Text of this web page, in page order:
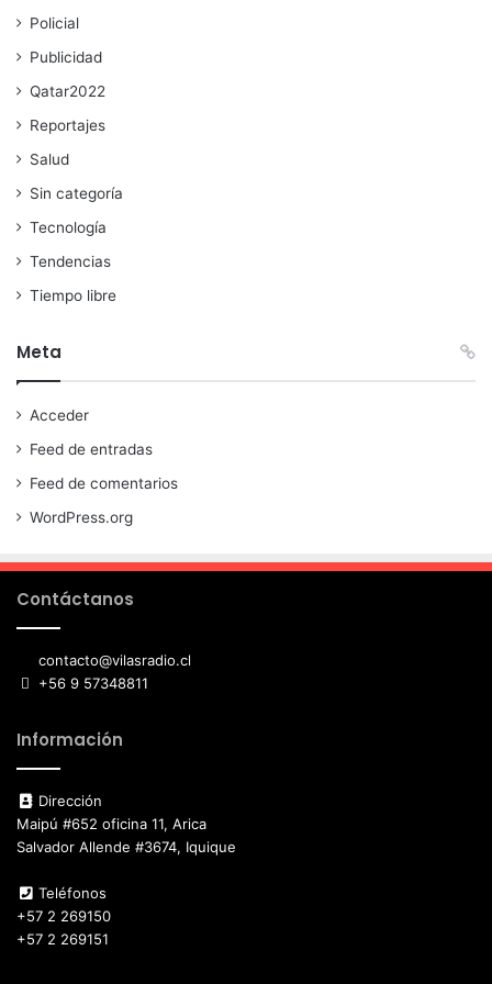
Policial
Publicidad
Qatar2022
Reportajes
Salud
Sin categoría
Tecnología
Tendencias
Tiempo libre
Meta
Acceder
Feed de entradas
Feed de comentarios
WordPress.org
Contáctanos
contacto@vilasradio.cl
+56 9 57348811
Información
Dirección
Maipú #652 oficina 11, Arica
Salvador Allende #3674, Iquique
Teléfonos
+57 2 269150
+57 2 269151